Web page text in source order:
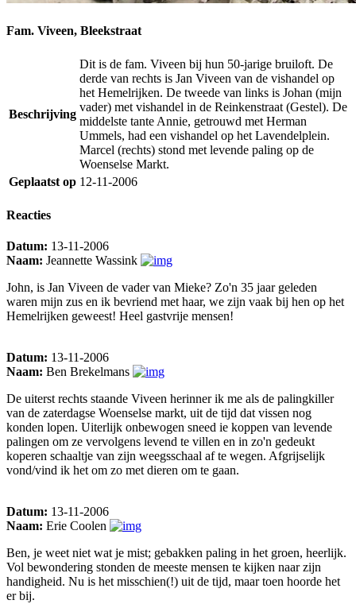
Fam. Viveen, Bleekstraat
Beschrijving
Dit is de fam. Viveen bij hun 50-jarige bruiloft. De
derde van rechts is Jan Viveen van de vishandel op
het Hemelrijken. De tweede van links is Johan (mijn
vader) met vishandel in de Reinkenstraat (Gestel). De
middelste tante Annie, getrouwd met Herman
Ummels, had een vishandel op het Lavendelplein.
Marcel (rechts) stond met levende paling op de
Woenselse Markt.
Geplaatst op 12-11-2006
Reacties
Datum: 13-11-2006
Naam: Jeannette Wassink
John, is Jan Viveen de vader van Mieke? Zo'n 35 jaar geleden
waren mijn zus en ik bevriend met haar, we zijn vaak bij hen op het
Hemelrijken geweest! Heel gastvrije mensen!
Datum: 13-11-2006
Naam: Ben Brekelmans
De uiterst rechts staande Viveen herinner ik me als de palingkiller
van de zaterdagse Woenselse markt, uit de tijd dat vissen nog
konden lopen. Uiterlijk onbewogen sneed ie koppen van levende
palingen om ze vervolgens levend te villen en in zo'n gedeukt
koperen schaaltje van zijn weegsschaal af te wegen. Afgrijselijk
vond/vind ik het om zo met dieren om te gaan.
Datum: 13-11-2006
Naam: Erie Coolen
Ben, je weet niet wat je mist; gebakken paling in het groen, heerlijk.
Vol bewondering stonden de meeste mensen te kijken naar zijn
handigheid. Nu is het misschien(!) uit de tijd, maar toen hoorde het
er bij.